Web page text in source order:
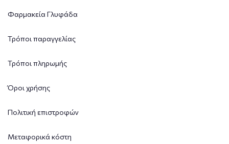
Φαρμακεία Γλυφάδα
Τρόποι παραγγελίας
Τρόποι πληρωμής
Όροι χρήσης
Πολιτική επιστροφών
Μεταφορικά κόστη